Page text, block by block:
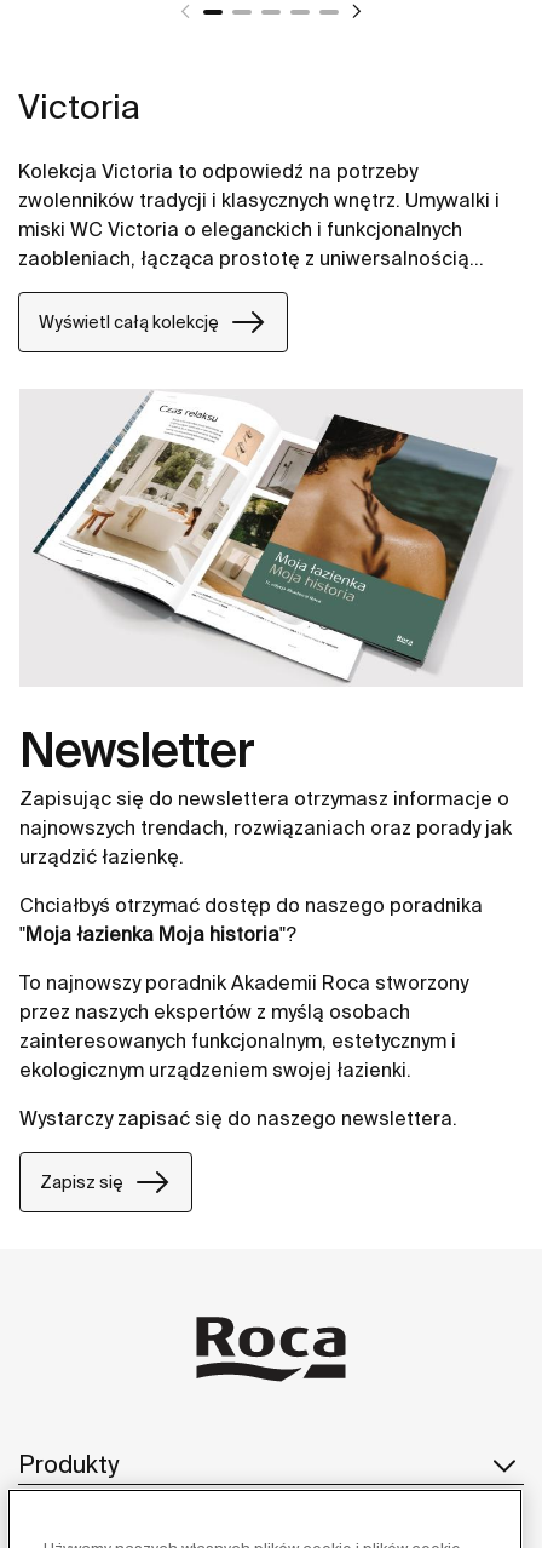
Victoria
Kolekcja Victoria to odpowiedź na potrzeby
zwolenników tradycji i klasycznych wnętrz. Umywalki i
miski WC Victoria o eleganckich i funkcjonalnych
zaobleniach, łącząca prostotę z uniwersalnością
oferuje sprawdzone rozwiązania.
Wyświetl całą kolekcję
Newsletter
Zapisując się do newslettera otrzymasz informacje o
najnowszych trendach, rozwiązaniach oraz porady jak
urządzić łazienkę.
Chciałbyś otrzymać dostęp do naszego poradnika
"Moja łazienka Moja historia"?
To najnowszy poradnik Akademii Roca stworzony
przez naszych ekspertów z myślą osobach
zainteresowanych funkcjonalnym, estetycznym i
ekologicznym urządzeniem swojej łazienki.
Wystarczy zapisać się do naszego newslettera.
Zapisz się
Produkty